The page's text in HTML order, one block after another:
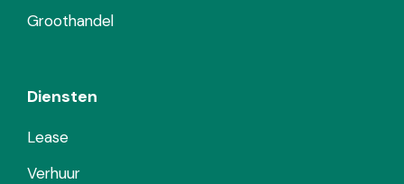
Groothandel
Diensten
Lease
Verhuur